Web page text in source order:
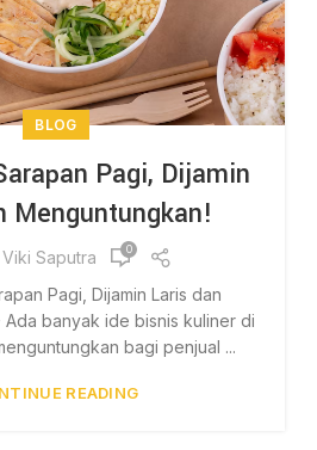
BLOG
Pagi, Dijamin
Menguntungkan!
Viki Saputra 0
Pagi, Dijamin Laris dan
banyak ide bisnis kuliner di
bagi penjual ...
READING